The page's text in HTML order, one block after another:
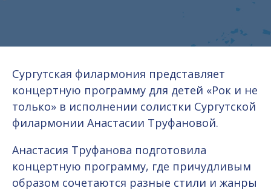
Сургутская филармония представляет
концертную программу для детей «Рок и не
только» в исполнении солистки Сургутской
филармонии Анастасии Труфановой.
Анастасия Труфанова подготовила
концертную программу, где причудливым
образом сочетаются разные стили и жанры